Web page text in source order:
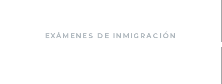
EXÁMENES DE INMIGRACIÓN